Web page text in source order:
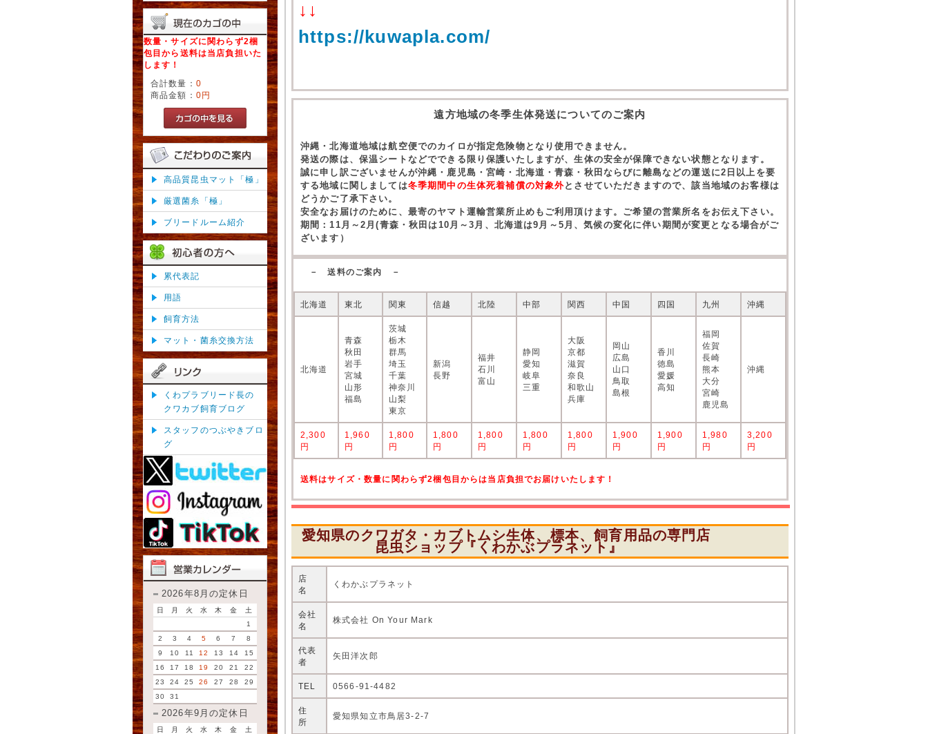
数量・サイズに関わらず2梱
包目から送料は当店負担いた
します！
合計数量： 0
商品金額： 0円
高品質昆虫マット「極」
厳選菌糸「極」
ブリードルーム紹介
累代表記
用語
飼育方法
マット・菌糸交換方法
くわプラブリード長の
クワカブ飼育ブログ
スタッフのつぶやきブロ
グ
2026年8月の定休日
日 月 火 水 木 金
土
1
2
3 4 5 6 7
8
9
10 11 12 13 14
15
16
17 18 19 20 21
22
23
24 25 26 27 28
29
30
31
2026年9月の定休日
日 月 火 水 木 金
土
↓↓
https://kuwapla.com/
遠方地域の冬季生体発送についてのご案内
沖縄・北海道地域は航空便でのカイロが指定危険物となり使用できません。
発送の際は、保温シートなどでできる限り保護いたしますが、生体の安全が保障できない状態となります。
誠に申し訳ございませんが沖縄・鹿児島・宮崎・北海道・青森・秋田ならびに離島などの運送に2日以上を要
する地域に関しましては冬季期間中の生体死着補償の対象外とさせていただきますので、該当地域のお客様は
どうかご了承下さい。
安全なお届けのために、最寄のヤマト運輸営業所止めもご利用頂けます。ご希望の営業所名をお伝え下さい。
期間：11月～2月(青森・秋田は10月～3月、北海道は9月～5月、気候の変化に伴い期間が変更となる場合がご
ざいます）
－ 送料のご案内 －
北海道 東北 関東 信越 北陸 中部 関西 中国 四国 九州 沖縄
北海道
青森
秋田
岩手
宮城
山形
福島
茨城
栃木
群馬
埼玉
千葉
神奈川
山梨
東京
新潟
長野
福井
石川
富山
静岡
愛知
岐阜
三重
大阪
京都
滋賀
奈良
和歌山
兵庫
岡山
広島
山口
鳥取
島根
香川
徳島
愛媛
高知
福岡
佐賀
長崎
熊本
大分
宮崎
鹿児島
沖縄
2,300
円
1,960
円
1,800
円
1,800
円
1,800
円
1,800
円
1,800
円
1,900
円
1,900
円
1,980
円
3,200
円
送料はサイズ・数量に関わらず2梱包目からは当店負担でお届けいたします！
愛知県のクワガタ・カブトムシ生体、標本、飼育用品の専門店
昆虫ショップ『くわかぶプラネット』
店
名
くわかぶプラネット
会社
名
株式会社 On Your Mark
代表
者
矢田洋次郎
TEL 0566-91-4482
住
所
愛知県知立市鳥居3-2-7